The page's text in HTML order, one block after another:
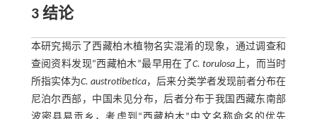
3 结论
本研究揭示了西藏柏木植物名实混淆的现象，通过调查和
查阅资料发现“西藏柏木”最早用在了C. torulosa上，而当时
所指实体为C. austrotibetica，后来分类学者发现前者分布在
尼泊尔西部，中国未见分布，后者分布于我国西藏东南部